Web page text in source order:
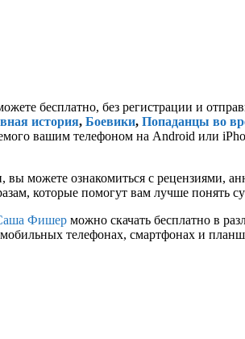
бесплатно, без регистрации и
история, Боевики, Попаданцы во
вашим телефоном на Android или
можете ознакомиться с рецензиями,
которые помогут вам лучше понять
Фишер можно скачать бесплатно в
телефонах, смартфонах и